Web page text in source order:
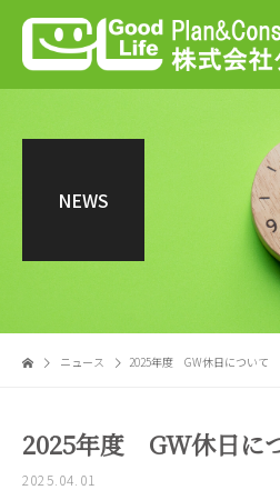
NEWS
ニュース 2025年度 GW休日について
2025年度 GW休日に
2025.04.01